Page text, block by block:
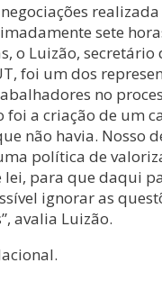
sete
o Luizão, secretário
foi um dos
no
foi a criação de um
não havia. Nosso
política de
lei, para que daqui
ignorar as
avalia Luizão.